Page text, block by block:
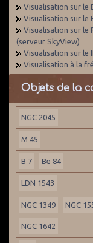
Visualisation sur le
Visualisation sur le
Visualisation sur le
(serveur SkyView)
Visualisation sur le
Visualisation à la
Objets de la
NGC 2045
M 45
B 7 Be 84
LDN 1543
NGC 1349 NGC
NGC 1642